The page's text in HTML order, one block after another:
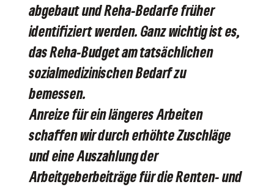
abgebaut und Reha-Bedarfe früher
identifiziert werden. Ganz wichtig ist es,
das Reha-Budget am tatsächlichen
sozialmedizinischen Bedarf zu
bemessen.
Anreize für ein längeres Arbeiten
schaffen wir durch erhöhte Zuschläge
und eine Auszahlung der
Arbeitgeberbeiträge für die Renten- und